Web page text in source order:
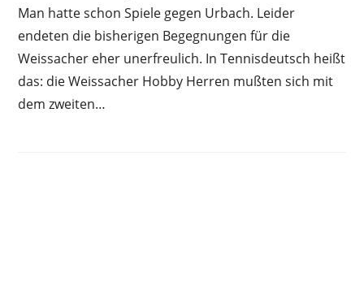
Man hatte schon Spiele gegen Urbach. Leider
endeten die bisherigen Begegnungen für die
Weissacher eher unerfreulich. In Tennisdeutsch heißt
das: die Weissacher Hobby Herren mußten sich mit
dem zweiten…